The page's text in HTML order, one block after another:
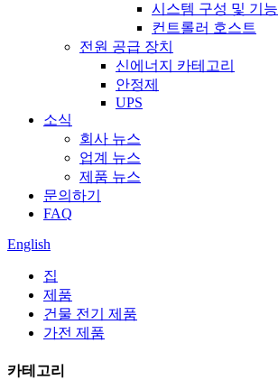
시스템 구성 및 기능
컨트롤러 호스트
전원 공급 장치
신에너지 카테고리
안정제
UPS
소식
회사 뉴스
업계 뉴스
제품 뉴스
문의하기
FAQ
English
집
제품
건물 전기 제품
가전 ​​제품
카테고리